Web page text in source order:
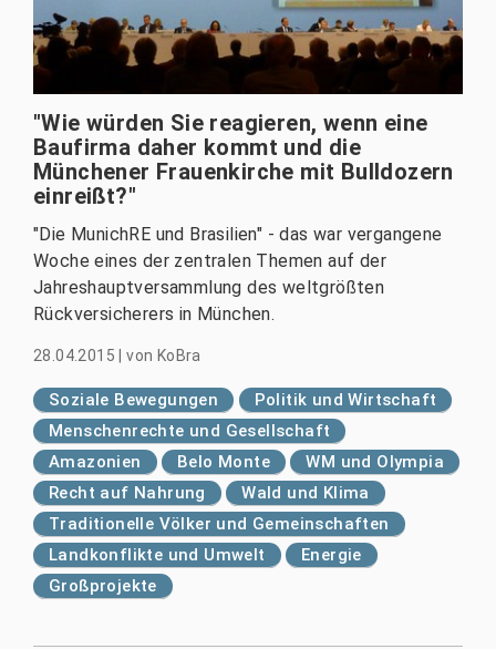
"Wie würden Sie reagieren, wenn eine
Baufirma daher kommt und die
Münchener Frauenkirche mit Bulldozern
einreißt?"
"Die MunichRE und Brasilien" - das war vergangene
Woche eines der zentralen Themen auf der
Jahreshauptversammlung des weltgrößten
Rückversicherers in München.
28.04.2015 |von KoBra
Soziale Bewegungen
Politik und Wirtschaft
Menschenrechte und Gesellschaft
Amazonien
Belo Monte
WM und Olympia
Recht auf Nahrung
Wald und Klima
Traditionelle Völker und Gemeinschaften
Landkonflikte und Umwelt
Energie
Großprojekte